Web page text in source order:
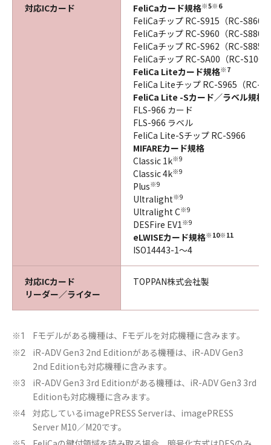
対応ICカード FeliCaカード規格※5※6
FeliCaチップ RC-S915（RC-S860
FeliCaチップ RC-S960（RC-S880
FeliCaチップ RC-S962（RC-S885
FeliCaチップ RC-SA00（RC-S100）
FeliCa Liteカード規格※7
FeliCa Liteチップ RC-S965（RC-
FeliCa Lite -Sカード／ラベル規格
FLS-966 カード
FLS-966 ラベル
FeliCa Lite-Sチップ RC-S966
MIFAREカード規格
Classic 1k※9
Classic 4k※9
Plus※9
Ultralight※9
Ultralight C※9
DESFire EV1※9
eLWISEカード規格※10※11
ISO14443-1～4
対応ICカード
リーダー／ライター
TOPPAN株式会社製
※1 Fモデルがある機種は、Fモデルを対応機種に含みます。
※2
iR-ADV Gen3 2nd Editionがある機種は、iR-ADV Gen3
2nd Editionも対応機種に含みます。
※3
iR-ADV Gen3 3rd Editionがある機種は、iR-ADV Gen3 3rd
Editionも対応機種に含みます。
※4
対応しているimagePRESS Serverは、imagePRESS
Server M10／M20です。